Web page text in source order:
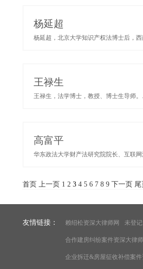
杨延超
杨延超，北京大学知识产权法博士后，
王禄生
王禄生，法学博士，教授、博士生导师。
高富平
华东政法大学财产法研究院院长、互联
首页 上一页 1 2 3 4 5 6 7 8 9 下一页 尾
友情链接： 赖绍松资深大律师网 未登
合作建房纠纷案件资深大律
企业拆迁&房屋征收补偿案件